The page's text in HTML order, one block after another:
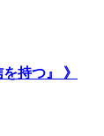
持つ』 》